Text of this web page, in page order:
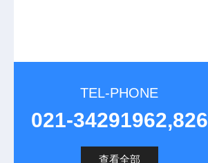
TEL-PHONE
021-34291962,826
查看全部